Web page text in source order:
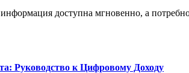
доступна мгновенно, а
Руководство к Цифровому Доходу